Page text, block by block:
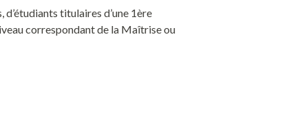
titulaires d’une 1ère
correspondant de la Maîtrise ou